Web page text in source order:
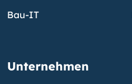
Bau-IT
Unternehmen